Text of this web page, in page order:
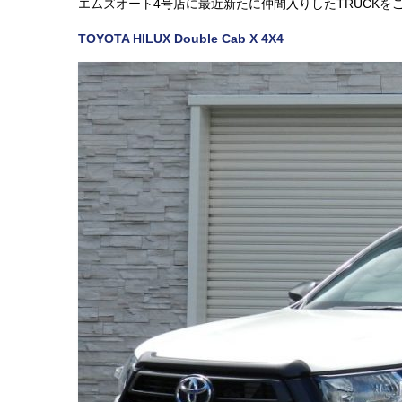
エムズオート4号店に最近新たに仲間入りしたTRUCKを
TOYOTA HILUX Double Cab X 4X4